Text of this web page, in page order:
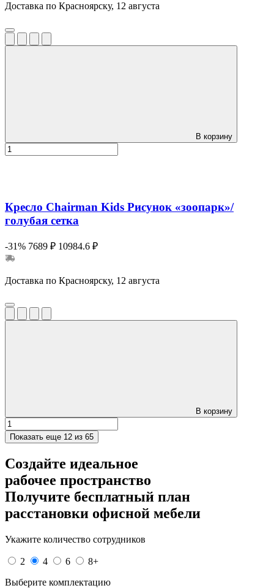
Доставка по Красноярску, 12 августа
В корзину
Кресло Chairman Kids Рисунок «зоопарк»/
голубая сетка
-31% 7689 ₽ 10984.6 ₽
Доставка по Красноярску, 12 августа
В корзину
Показать еще 12 из 65
Создайте идеальное
рабочее пространство
Получите бесплатный план
расстановки офисной мебели
Укажите количество сотрудников
2 4 6
8+
Выберите комплектацию